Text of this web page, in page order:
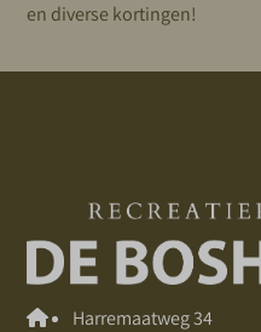
en diverse kortingen!
Harremaatweg 34